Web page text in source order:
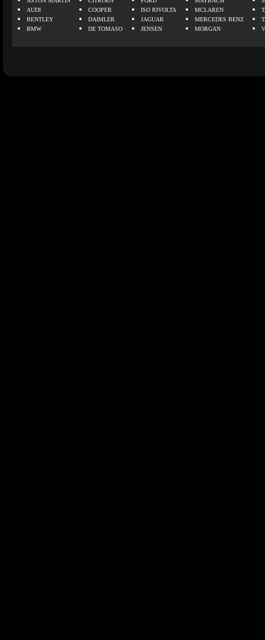
AUDI
BENTLEY
BMW
COOPER
DAIMLER
DE TOMASO
ISO RIVOLTA
JAGUAR
JENSEN
MCLAREN
MERCEDES BENZ
MORGAN